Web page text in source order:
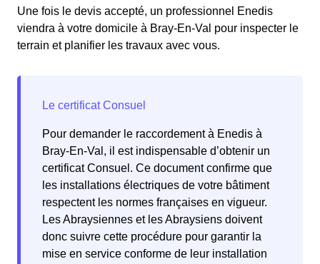
Une fois le devis accepté, un professionnel Enedis
viendra à votre domicile à Bray-En-Val pour inspecter le
terrain et planifier les travaux avec vous.
Pour demander le raccordement à Enedis à
Bray-En-Val, il est indispensable d’obtenir un
certificat Consuel. Ce document confirme que
les installations électriques de votre bâtiment
respectent les normes françaises en vigueur.
Les Abraysiennes et les Abraysiens doivent
donc suivre cette procédure pour garantir la
mise en service conforme de leur installation